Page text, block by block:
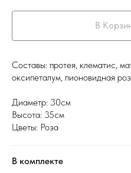
В
Составы: протея, клематис,
оксипеталум, пионовидная
Диаметр: 30см
Высота: 35см
Цветы: Роза
В комплекте